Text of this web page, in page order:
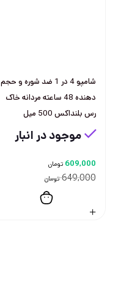
شامپو 4 در 1 ضد شوره و حجم
دهنده 48 ساعته مردانه خاک
رس بلنداكس 500 ميل
موجود در انبار
649,000 تومان
609,000 تومان